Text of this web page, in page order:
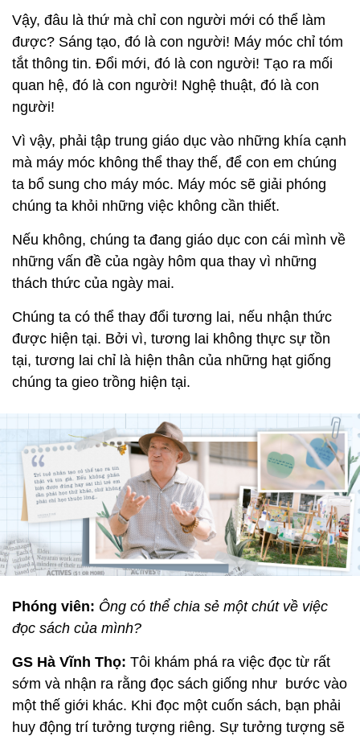
Vậy, đâu là thứ mà chỉ con người mới có thể làm
được? Sáng tạo, đó là con người! Máy móc chỉ tóm
tắt thông tin. Đổi mới, đó là con người! Tạo ra mối
quan hệ, đó là con người! Nghệ thuật, đó là con
người!
Vì vậy, phải tập trung giáo dục vào những khía cạnh
mà máy móc không thể thay thế, để con em chúng
ta bổ sung cho máy móc. Máy móc sẽ giải phóng
chúng ta khỏi những việc không cần thiết.
Nếu không, chúng ta đang giáo dục con cái mình về
những vấn đề của ngày hôm qua thay vì những
thách thức của ngày mai.
Chúng ta có thể thay đổi tương lai, nếu nhận thức
được hiện tại. Bởi vì, tương lai không thực sự tồn
tại, tương lai chỉ là hiện thân của những hạt giống
chúng ta gieo trồng hiện tại.
Phóng viên: Ông có thể chia sẻ một chút về việc
đọc sách của mình?
GS Hà Vĩnh Thọ: Tôi khám phá ra việc đọc từ rất
sớm và nhận ra rằng đọc sách giống như bước vào
một thế giới khác. Khi đọc một cuốn sách, bạn phải
huy động trí tưởng tượng riêng. Sự tưởng tượng sẽ